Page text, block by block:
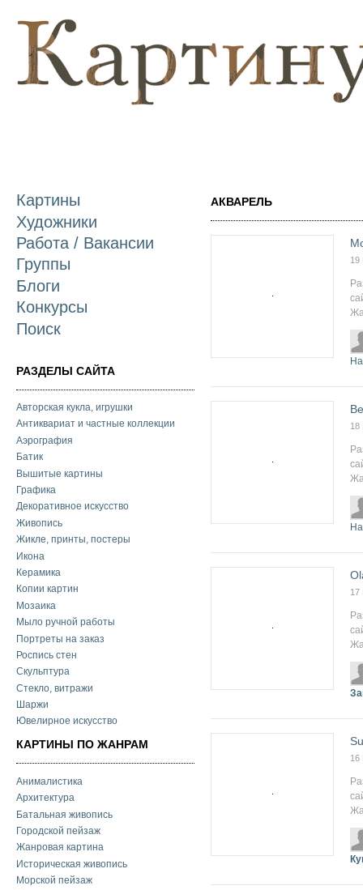
Картины
Художники
Работа / Вакансии
Группы
Блоги
Конкурсы
Поиск
РАЗДЕЛЫ САЙТА
Авторская кукла, игрушки
Антиквариат и частные коллекции
Аэрография
Батик
Вышитые картины
Графика
Декоративное искусство
Живопись
Жикле, принты, постеры
Икона
Керамика
Копии картин
Мозаика
Мыло ручной работы
Портреты на заказ
Роспись стен
Скульптура
Стекло, витражи
Шаржи
Ювелирное искусство
КАРТИНЫ ПО ЖАНРАМ
Анималистика
Архитектура
Батальная живопись
Городской пейзаж
Жанровая картина
Историческая живопись
Морской пейзаж
АКВАРЕЛЬ